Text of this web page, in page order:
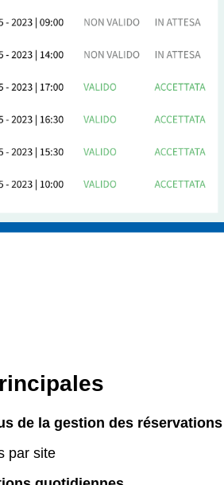
de la gestion des réservations
par site